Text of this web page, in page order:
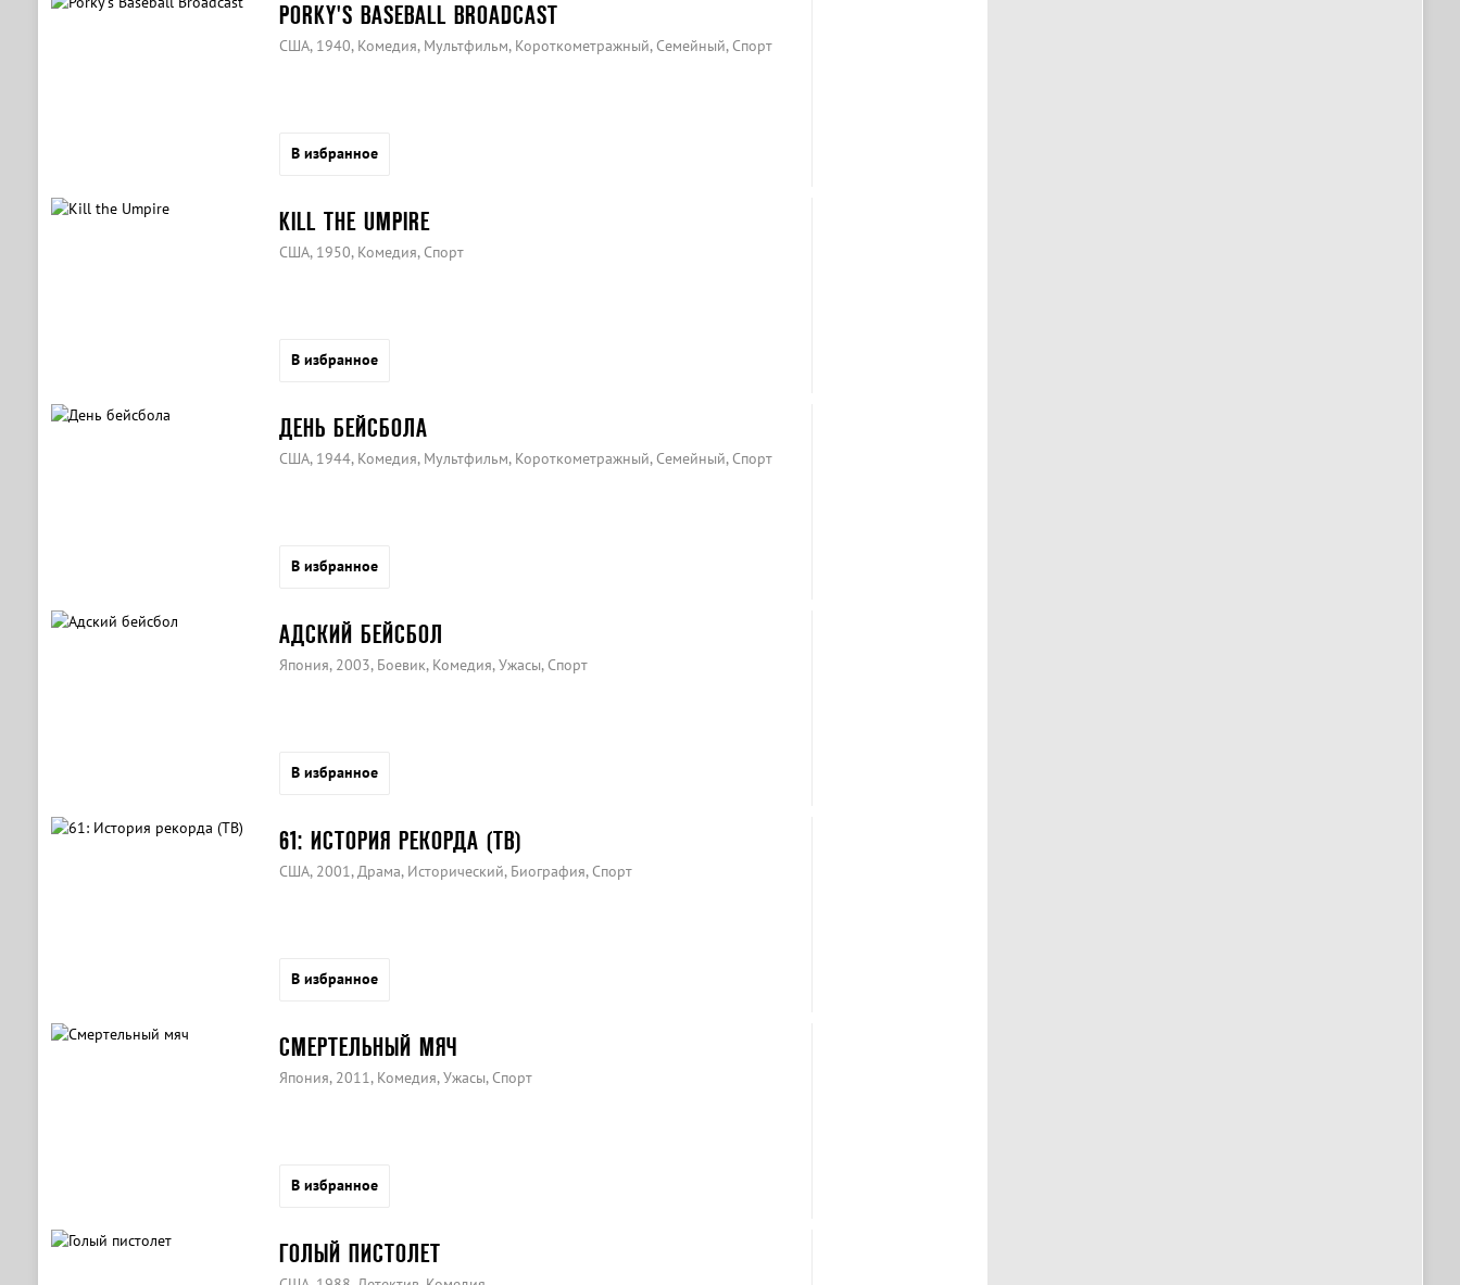
PORKY'S BASEBALL BROADCAST
США, 1940, Комедия, Мультфильм, Короткометражный, Семейный, Спорт
В избранное
KILL THE UMPIRE
США, 1950, Комедия, Спорт
В избранное
ДЕНЬ БЕЙСБОЛА
США, 1944, Комедия, Мультфильм, Короткометражный, Семейный, Спорт
В избранное
АДСКИЙ БЕЙСБОЛ
Япония, 2003, Боевик, Комедия, Ужасы, Спорт
В избранное
61: ИСТОРИЯ РЕКОРДА (ТВ)
США, 2001, Драма, Исторический, Биография, Спорт
В избранное
СМЕРТЕЛЬНЫЙ МЯЧ
Япония, 2011, Комедия, Ужасы, Спорт
В избранное
ГОЛЫЙ ПИСТОЛЕТ